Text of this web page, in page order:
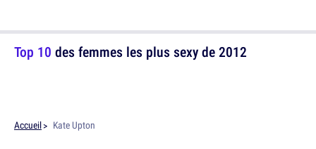
Top 10 des femmes les plus sexy de 2012
Accueil Kate Upton